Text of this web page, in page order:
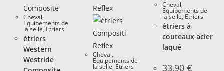
Cheval,
Equipements de
la selle, Etriers
étriers
Western
Westride
Cheval,
Equipements de
la selle, Etriers
Cheval,
Equipements de
la selle, Etriers
étriers à
couteaux acier
laqué
33,90 €